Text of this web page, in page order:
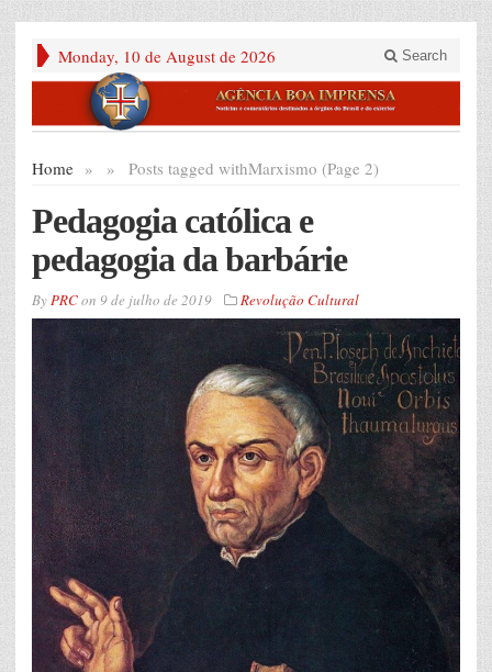
Monday, 10 de August de 2026 Search
Home » Posts tagged with
» Marxismo (Page 2)
Pedagogia católica e
pedagogia da barbárie
ByPRCon 9 de julho de 2019 Revolução Cultural